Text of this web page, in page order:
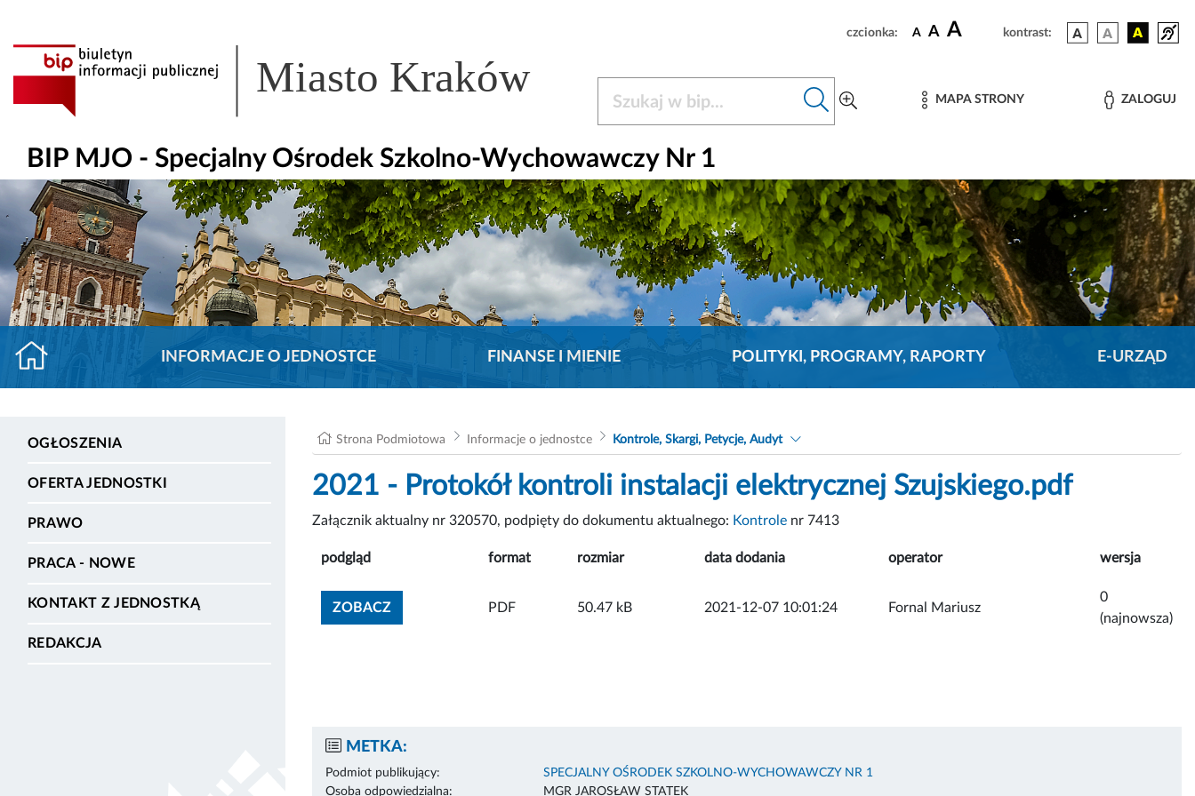
czcionka: A A A kontrast:
Miasto Kraków MAPA STRONY ZALOGUJ
BIP MJO - Specjalny Ośrodek Szkolno-Wychowawczy Nr 1
INFORMACJE O JEDNOSTCE FINANSE I MIENIE POLITYKI, PROGRAMY, RAPORTY E-URZĄD
OGŁOSZENIA
OFERTA JEDNOSTKI
PRAWO
PRACA - NOWE
KONTAKT Z JEDNOSTKĄ
REDAKCJA
Strona Podmiotowa Informacje o jednostce Kontrole, Skargi, Petycje, Audyt
2021 - Protokół kontroli instalacji elektrycznej Szujskiego.pdf
Załącznik aktualny nr 320570, podpięty do dokumentu aktualnego: Kontrole nr 7413
podgląd format rozmiar data dodania operator wersja
ZOBACZZOBACZ ZAŁĄCZNIK
PDF 50.47 kB 2021-12-07 10:01:24 Fornal Mariusz
0
(najnowsza)
METKA:
Podmiot publikujący:
SPECJALNY OŚRODEK SZKOLNO-WYCHOWAWCZY NR 1
Osoba odpowiedzialna:
MGR JAROSŁAW STATEK